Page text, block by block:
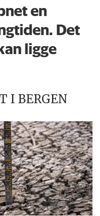
en
Det
ligge
I BERGEN